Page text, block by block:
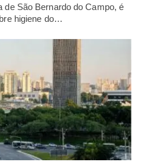
de São Bernardo do Campo, é
higiene do…